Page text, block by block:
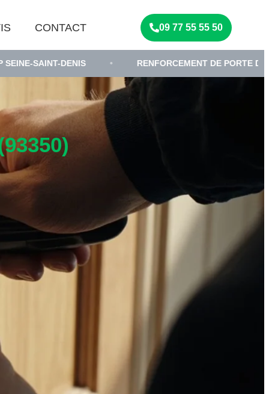
CONTACT 09 77 55 55 50
DENIS • RENFORCEMENT DE PORTE D'ENTRÉE